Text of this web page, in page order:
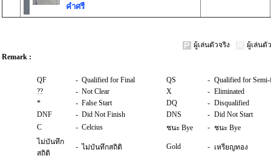
คำศรี
ผู้เล่นตัวจริง
ผู้เล่น
Remark :
QF - Qualified for Final QS - Qualified for
??
- Not Clear X - Eliminated
*
- False Start DQ - Disqualified
DNF
- Did Not Finish DNS - Did Not Start
C
- Celcius ชนะ Bye - ชนะ Bye
ไม่บันทึก
สถิติ
- ไม่บันทึกสถิติ Gold - เหรียญทอง